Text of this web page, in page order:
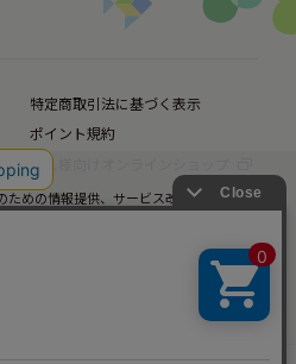
特定商取引法に基づく表示
ポイント規約
法人様向けオンラインショップ
ための情報提供、サービス改善のための分
Cookieの使用にご同意いただいたものとみ